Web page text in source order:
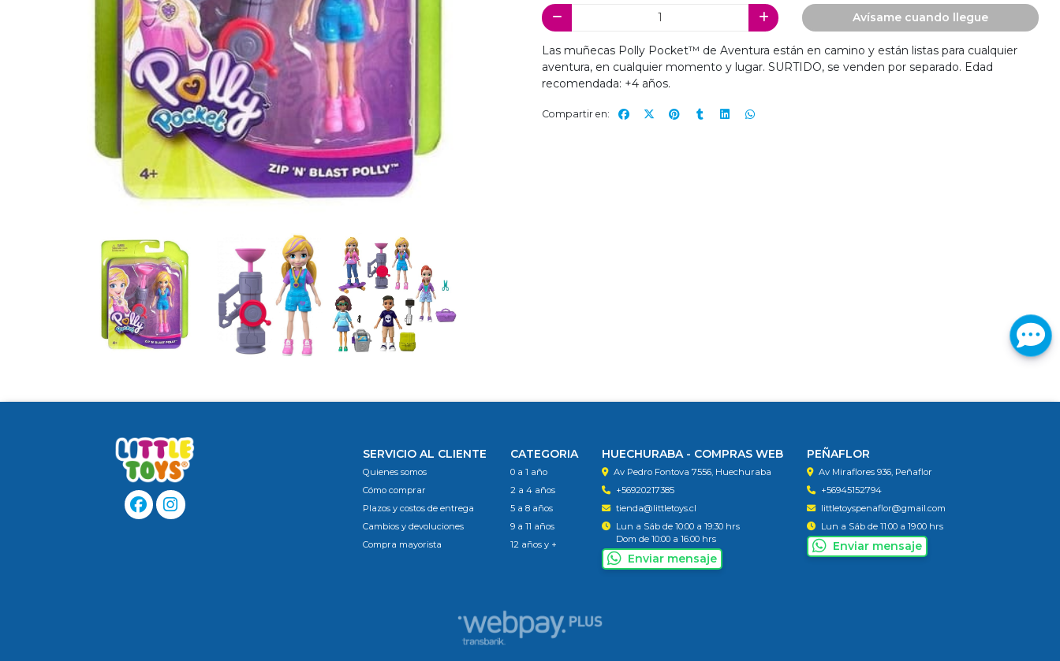
Avísame cuando llegue
Las muñecas Polly Pocket™ de Aventura están en camino y están listas para cualquier
aventura, en cualquier momento y lugar. SURTIDO, se venden por separado. Edad
recomendada: +4 años.
Compartir en:
SERVICIO AL CLIENTE
Quienes somos
Cómo comprar
Plazos y costos de entrega
Cambios y devoluciones
Compra mayorista
CATEGORIA
0 a 1 año
2 a 4 años
5 a 8 años
9 a 11 años
12 años y +
HUECHURABA - COMPRAS WEB
Av Pedro Fontova 7556, Huechuraba
+56920217385
tienda@littletoys.cl
Lun a Sáb de 10:00 a 19:30 hrs
Dom de 10:00 a 16:00 hrs
Enviar mensaje
PEÑAFLOR
Av Miraflores 936, Peñaflor
+56945152794
littletoyspenaflor@gmail.com
Lun a Sáb de 11:00 a 19:00 hrs
Enviar mensaje